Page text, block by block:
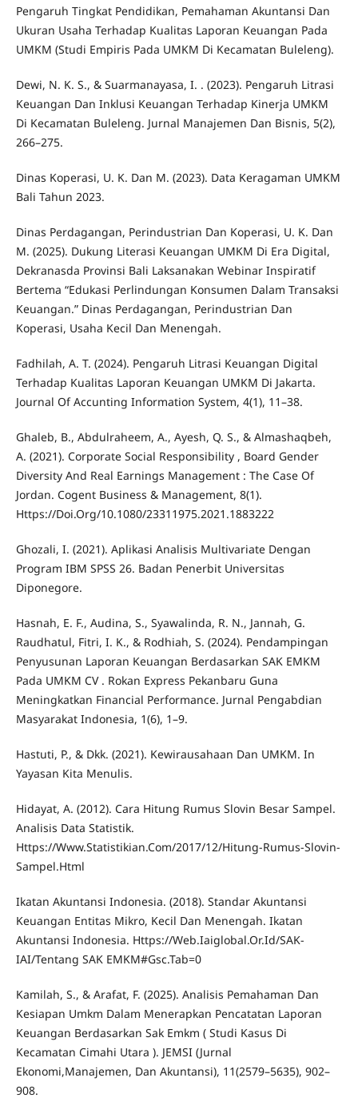
Pengaruh Tingkat Pendidikan, Pemahaman Akuntansi Dan
Ukuran Usaha Terhadap Kualitas Laporan Keuangan Pada
UMKM (Studi Empiris Pada UMKM Di Kecamatan Buleleng).
Dewi, N. K. S., & Suarmanayasa, I. . (2023). Pengaruh Litrasi
Keuangan Dan Inklusi Keuangan Terhadap Kinerja UMKM
Di Kecamatan Buleleng. Jurnal Manajemen Dan Bisnis, 5(2),
266–275.
Dinas Koperasi, U. K. Dan M. (2023). Data Keragaman UMKM
Bali Tahun 2023.
Dinas Perdagangan, Perindustrian Dan Koperasi, U. K. Dan
M. (2025). Dukung Literasi Keuangan UMKM Di Era Digital,
Dekranasda Provinsi Bali Laksanakan Webinar Inspiratif
Bertema “Edukasi Perlindungan Konsumen Dalam Transaksi
Keuangan.” Dinas Perdagangan, Perindustrian Dan
Koperasi, Usaha Kecil Dan Menengah.
Fadhilah, A. T. (2024). Pengaruh Litrasi Keuangan Digital
Terhadap Kualitas Laporan Keuangan UMKM Di Jakarta.
Journal Of Accunting Information System, 4(1), 11–38.
Ghaleb, B., Abdulraheem, A., Ayesh, Q. S., & Almashaqbeh,
A. (2021). Corporate Social Responsibility , Board Gender
Diversity And Real Earnings Management : The Case Of
Jordan. Cogent Business & Management, 8(1).
Https://Doi.Org/10.1080/23311975.2021.1883222
Ghozali, I. (2021). Aplikasi Analisis Multivariate Dengan
Program IBM SPSS 26. Badan Penerbit Universitas
Diponegore.
Hasnah, E. F., Audina, S., Syawalinda, R. N., Jannah, G.
Raudhatul, Fitri, I. K., & Rodhiah, S. (2024). Pendampingan
Penyusunan Laporan Keuangan Berdasarkan SAK EMKM
Pada UMKM CV . Rokan Express Pekanbaru Guna
Meningkatkan Financial Performance. Jurnal Pengabdian
Masyarakat Indonesia, 1(6), 1–9.
Hastuti, P., & Dkk. (2021). Kewirausahaan Dan UMKM. In
Yayasan Kita Menulis.
Hidayat, A. (2012). Cara Hitung Rumus Slovin Besar Sampel.
Analisis Data Statistik.
Https://Www.Statistikian.Com/2017/12/Hitung-Rumus-Slovin-
Sampel.Html
Ikatan Akuntansi Indonesia. (2018). Standar Akuntansi
Keuangan Entitas Mikro, Kecil Dan Menengah. Ikatan
Akuntansi Indonesia. Https://Web.Iaiglobal.Or.Id/SAK-
IAI/Tentang SAK EMKM#Gsc.Tab=0
Kamilah, S., & Arafat, F. (2025). Analisis Pemahaman Dan
Kesiapan Umkm Dalam Menerapkan Pencatatan Laporan
Keuangan Berdasarkan Sak Emkm ( Studi Kasus Di
Kecamatan Cimahi Utara ). JEMSI (Jurnal
Ekonomi,Manajemen, Dan Akuntansi), 11(2579–5635), 902–
908.